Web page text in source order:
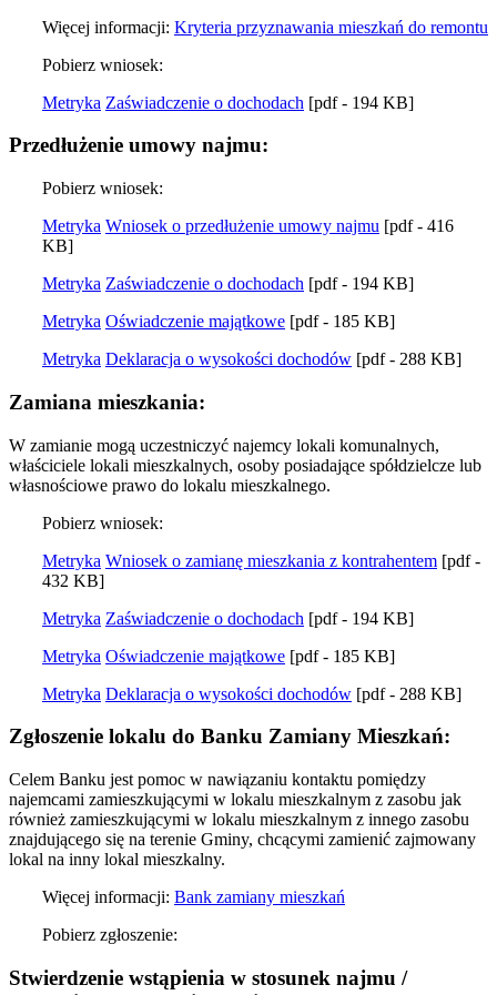
Więcej informacji: Kryteria przyznawania mieszkań do remontu
Pobierz wniosek:
Metryka Zaświadczenie o dochodach [pdf - 194 KB]
Przedłużenie umowy najmu:
Pobierz wniosek:
Metryka Wniosek o przedłużenie umowy najmu [pdf - 416
KB]
Metryka Zaświadczenie o dochodach [pdf - 194 KB]
Metryka Oświadczenie majątkowe [pdf - 185 KB]
Metryka Deklaracja o wysokości dochodów [pdf - 288 KB]
Zamiana mieszkania:
W zamianie mogą uczestniczyć najemcy lokali komunalnych,
właściciele lokali mieszkalnych, osoby posiadające spółdzielcze lub
własnościowe prawo do lokalu mieszkalnego.
Pobierz wniosek:
Metryka Wniosek o zamianę mieszkania z kontrahentem [pdf -
432 KB]
Metryka Zaświadczenie o dochodach [pdf - 194 KB]
Metryka Oświadczenie majątkowe [pdf - 185 KB]
Metryka Deklaracja o wysokości dochodów [pdf - 288 KB]
Zgłoszenie lokalu do Banku Zamiany Mieszkań:
Celem Banku jest pomoc w nawiązaniu kontaktu pomiędzy
najemcami zamieszkującymi w lokalu mieszkalnym z zasobu jak
również zamieszkującymi w lokalu mieszkalnym z innego zasobu
znajdującego się na terenie Gminy, chcącymi zamienić zajmowany
lokal na inny lokal mieszkalny.
Więcej informacji: Bank zamiany mieszkań
Pobierz zgłoszenie:
Stwierdzenie wstąpienia w stosunek najmu /